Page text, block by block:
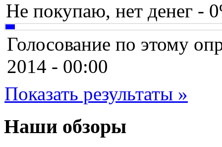
Chicony
Codegen
Cooler master
Cube
Cyborg
Datex
Не покупаю, нет денег -
Голосование по этому
2014 - 00:00
Показать результаты »
Наши обзоры